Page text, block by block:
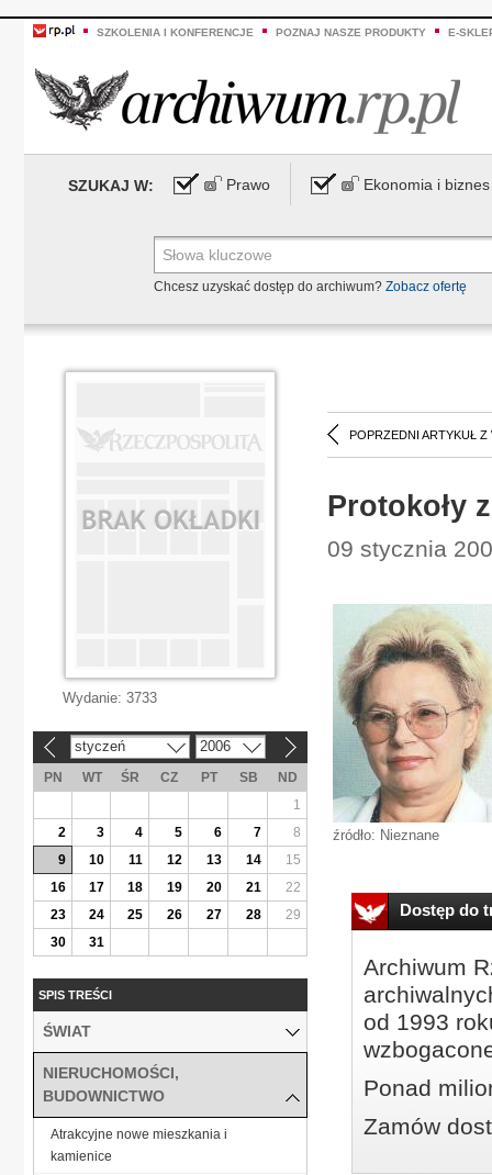
SZKOLENIA I KONFERENCJE POZNAJ NASZE PRODUKTY E-
SZUKAJ W: Prawo Ekonomia i biznes
Chcesz uzyskać dostęp do archiwum? Zobacz ofertę
POPRZEDNI ARTYKUŁ Z
Protokoły
09 stycznia
źródło: Nieznane
Dostęp do
Archiwum
od 1993
Ponad
Zamów
Wydanie: 3733
styczeń 2006
PN WT ŚR CZ PT SB
ND
1
2
3 4 5 6 7
8
9
10 11 12 13 14
15
16
17 18 19 20 21
22
23
24 25 26 27 28
29
30
31
SPIS TREŚCI
ŚWIAT
NIERUCHOMOŚCI,
BUDOWNICTWO
Atrakcyjne nowe mieszkania i
kamienice